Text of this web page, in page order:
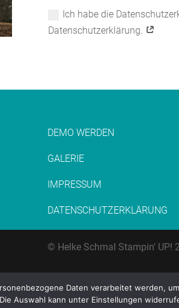
Ich habe die
Datenschutzerklärung.
DEMO WERDEN
GALERIE
IMPRESSUM
DATENSCHUTZERKLÄRUNG
© Helke Schmal Stampin' UP!
Daten verarbeitet werden,
Auswahl kann unter Einstellungen